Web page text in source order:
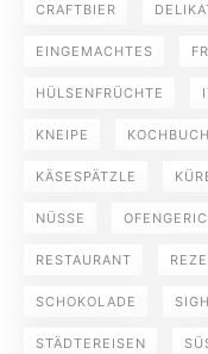
CRAFTBIER
EINGEMACHTES
HÜLSENFRÜCHTE
KNEIPE KOCHBUCH
KÄSESPÄTZLE
NÜSSE
RESTAURANT
SCHOKOLADE
STÄDTEREISEN